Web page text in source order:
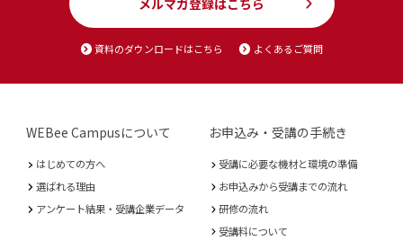
資料のダウンロードはこちら よくあるご質問
WEBee Campusについて
はじめての方へ
選ばれる理由
アンケート結果・受講企業データ
お申込み・受講の手続き
受講に必要な機材と環境の準備
お申込みから受講までの流れ
研修の流れ
受講料について